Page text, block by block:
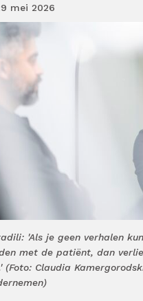
mei 2026
'Als je geen verhalen
met de patiënt, dan
(Foto: Claudia